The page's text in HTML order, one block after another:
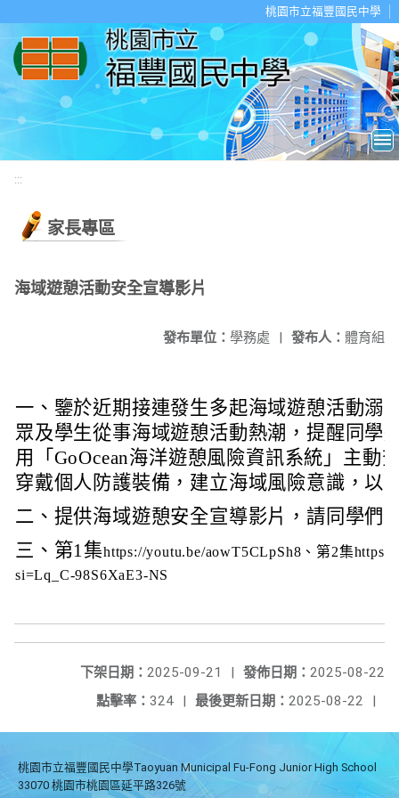
桃園市立福豐國民中學
:::
家長專區
海域遊憩活動安全宣導影片
發布人： 體育組
發布單位： 學務處 |
一、鑒於近期接連發生多起海域遊憩活動溺
眾及學生從事海域遊憩活動熱潮，提醒同學
用「GoOcean海洋遊憩風險資訊系統」主動
穿戴個人防護裝備，建立海域風險意識，以
二、提供海域遊憩安全宣導影片，請同學們
三、第1集https://youtu.be/aowT5CLpSh8、第2集
si=Lq_C-98S6XaE3-NS
發佈日期： 2025-08-22
下架日期： 2025-09-21
|
最後更新日期： 2025-08-22 |
點擊率： 324 |
桃園市立福豐國民中學Taoyuan Municipal Fu-Fong Junior High School
33070 桃園市桃園區延平路326號